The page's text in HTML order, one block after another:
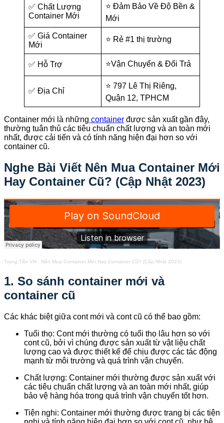
✅ Chất Lượng
Container Mới
⭐ Đảm Bảo Về Độ Bền &
Mới
✅ Giá Container
Mới
⭐ Rẻ #1 thị trường
✅ Hỗ Trợ ⭐Vận Chuyển & Đổi Trả
✅ Địa Chỉ
⭐ 797 Lê Thị Riêng,
Quận 12, TPHCM
Container mới là những container được sản xuất gần đây,
thường tuân thủ các tiêu chuẩn chất lượng và an toàn mới
nhất, được cải tiến và có tính năng hiện đại hơn so với
container cũ.
Nghe Bài Viết Nên Mua Container Mới
Hay Container Cũ? (Cập Nhật 2023)
Trọng Tấn VN · Nên Mua Container Mới Hay Container Cũ? (Cập Nhật 2023)
1. So sánh container mới và
container cũ
Các khác biệt giữa cont mới và cont cũ có thể bao gồm:
Tuổi thọ: Cont mới thường có tuổi thọ lâu hơn so với
cont cũ, bởi vì chúng được sản xuất từ vật liệu chất
lượng cao và được thiết kế để chịu được các tác động
mạnh từ môi trường và quá trình vận chuyển.
Chất lượng: Container mới thường được sản xuất với
các tiêu chuẩn chất lượng và an toàn mới nhất, giúp
bảo vệ hàng hóa trong quá trình vận chuyển tốt hơn.
Tiện nghi: Container mới thường được trang bị các tiện